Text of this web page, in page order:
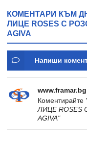
КОМЕНТАРИ КЪМ
ЛИЦЕ ROSES С
AGIVA
Напиши
www.framar.bg
Коментирайте
ЛИЦЕ ROSES
AGIVA"